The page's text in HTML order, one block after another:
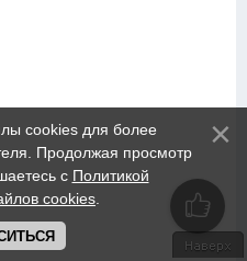
cookies для более
Продолжая просмотр
с Политикой
cookies